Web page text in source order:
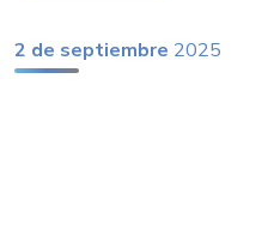
2 de septiembre 2025